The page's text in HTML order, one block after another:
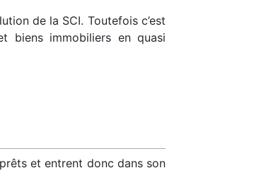
de la SCI. Toutefois c’est
biens immobiliers en quasi
et entrent donc dans son